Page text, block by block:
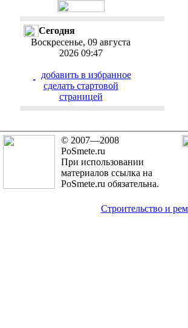
Сегодня
Воскресенье, 09 августа
2026 09:47
добавить в избранное
cделать стартовой
страницей
© 2007—2008
PoSmete.ru
При использовании
материалов ссылка на
PoSmete.ru обязательна.
Строительство и